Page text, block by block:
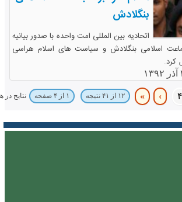
بنگلادش
اتحادیه بین المللی امت واحده با صدور بیانیه
اسلامی بنگلادش و سیاست های اسلام هراسی
کرد.
۴ ›
» ۱۲ از ۴۱ نتیجه ۱ از ۴ صفحه نتایج